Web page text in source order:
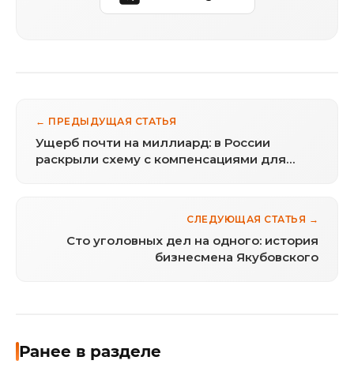
← ПРЕДЫДУЩАЯ СТАТЬЯ
Ущерб почти на миллиард: в России
раскрыли схему с компенсациями для
СЛЕДУЮЩАЯ СТАТЬЯ →
Сто уголовных дел на одного: история
бизнесмена Якубовского
Ранее в разделе